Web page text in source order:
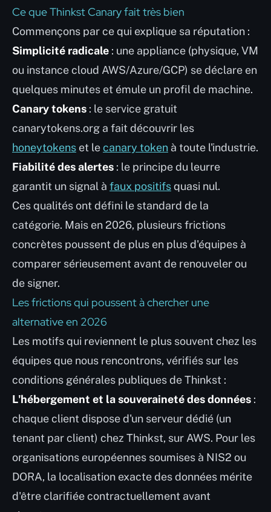
Ce que Thinkst Canary fait très bien
Commençons par ce qui explique sa réputation :
Simplicité radicale : une appliance (physique, VM
ou instance cloud AWS/Azure/GCP) se déclare en
quelques minutes et émule un profil de machine.
Canary tokens : le service gratuit
canarytokens.org a fait découvrir les
honeytokens et lecanary token à toute l'industrie.
Fiabilité des alertes : le principe du leurre
garantit un signal à faux positifsquasi nul.
Ces qualités ont défini le standard de la
catégorie. Mais en 2026, plusieurs frictions
concrètes poussent de plus en plus d'équipes à
comparer sérieusement avant de renouveler ou
de signer.
Les frictions qui poussent à chercher une
alternative en 2026
Les motifs qui reviennent le plus souvent chez les
équipes que nous rencontrons, vérifiés sur les
conditions générales publiques de Thinkst :
L'hébergement et la souveraineté des données :
chaque client dispose d'un serveur dédié (un
tenant par client) chez Thinkst, sur AWS. Pour les
organisations européennes soumises à NIS2 ou
DORA, la localisation exacte des données mérite
d'être clarifiée contractuellement avant